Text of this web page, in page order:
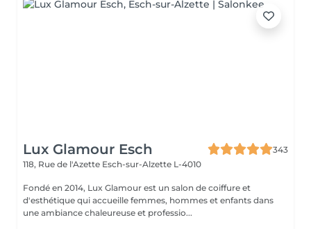
Lux Glamour Esch
343
118, Rue de l'Azette Esch-sur-Alzette L-4010
Fondé en 2014, Lux Glamour est un salon de coiffure et
d'esthétique qui accueille femmes, hommes et enfants dans
une ambiance chaleureuse et professio...